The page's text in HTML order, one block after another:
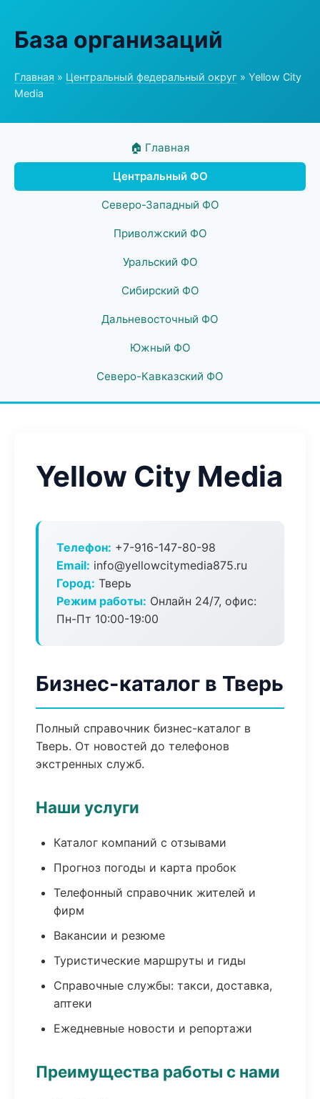
База организаций
Главная » Центральный федеральный округ » Yellow City
Media
🏠 Главная
Центральный ФО
Северо-Западный ФО
Приволжский ФО
Уральский ФО
Сибирский ФО
Дальневосточный ФО
Южный ФО
Северо-Кавказский ФО
Yellow City Media
Телефон: +7-916-147-80-98
Email: info@yellowcitymedia875.ru
Город: Тверь
Режим работы: Онлайн 24/7, офис:
Пн-Пт 10:00-19:00
Бизнес-каталог в Тверь
Полный справочник бизнес-каталог в
Тверь. От новостей до телефонов
экстренных служб.
Наши услуги
Каталог компаний с отзывами
Прогноз погоды и карта пробок
Телефонный справочник жителей и
фирм
Вакансии и резюме
Туристические маршруты и гиды
Справочные службы: такси, доставка,
аптеки
Ежедневные новости и репортажи
Преимущества работы с нами